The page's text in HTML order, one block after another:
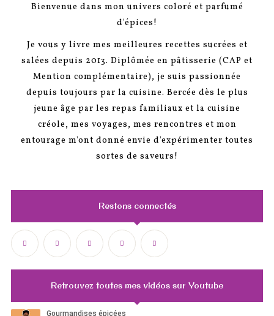
Bienvenue dans mon univers coloré et parfumé
d'épices!
Je vous y livre mes meilleures recettes sucrées et
salées depuis 2013. Diplômée en pâtisserie (CAP et
Mention complémentaire), je suis passionnée
depuis toujours par la cuisine. Bercée dès le plus
jeune âge par les repas familiaux et la cuisine
créole, mes voyages, mes rencontres et mon
entourage m'ont donné envie d'expérimenter toutes
sortes de saveurs!
Restons connectés
Retrouvez toutes mes vidéos sur Youtube